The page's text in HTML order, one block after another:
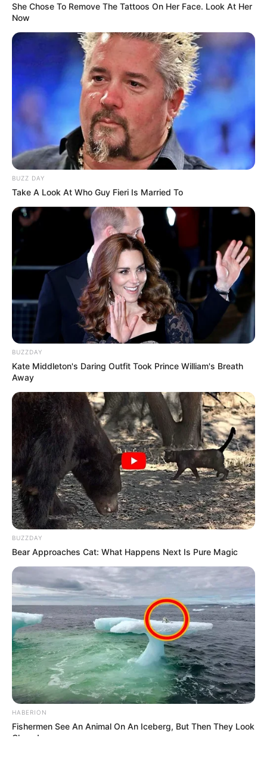
TAGS
ΚΥΜΗ ΝΕΑ
ΤΑΥΤΟΤΗΤΑ ΚΑΙ ΕΠΙΚΟΙΝΩΝΙΑ ΟΡΟΙ ΧΡΗΣΗΣ
© 2025 EVIANEWS του Γιώργου Κουτσελίνη
She Chose To Remove The Tattoos On Her Face. Look At Her
Now
BUZZ DAY
Take A Look At Who Guy Fieri Is Married To
BUZZDAY
Kate Middleton's Daring Outfit Took Prince William's Breath
Away
BUZZDAY
Bear Approaches Cat: What Happens Next Is Pure Magic
HABERION
Fishermen See An Animal On An Iceberg, But Then They Look
Closer!